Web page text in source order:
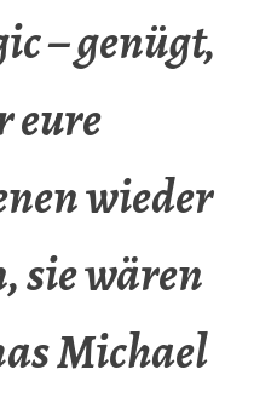
– genügt,
eure
wieder
sie wären
Michael